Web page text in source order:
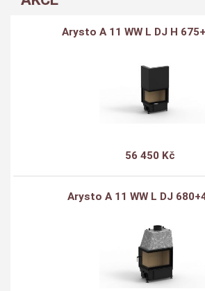
Arysto A 11 WW L DJ H
56 450 Kč
Arysto A 11 WW L DJ